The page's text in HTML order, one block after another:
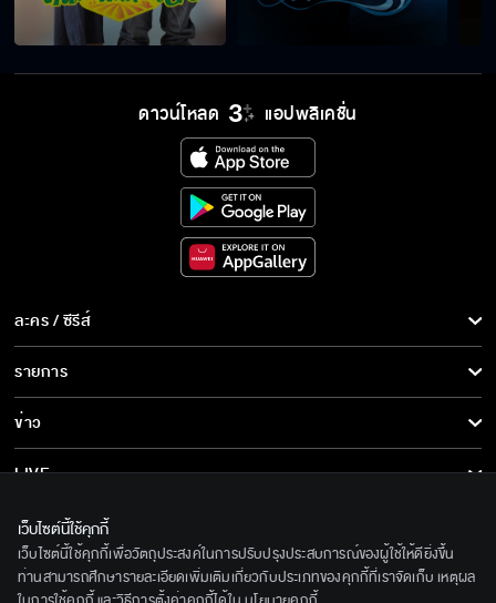
ดาวน์โหลด แอปพลิเคชั่น
ละคร / ซีรีส์
ละคร/ซีรีส์
ซีรีส์นานาชาติ
การ์ตูน & เกม
รายการ
รายการทั้งหมด
ข่าว
ข่าวทั้งหมด
ข่าวประชาสัมพันธ์
LIVE
เกี่ยวกับเรา
BEC World
ติดตามเราได้ที่
เว็บไซต์นี้ใช้คุกกี้
เว็บไซต์นี้ใช้คุกกี้เพื่อวัตถุประสงค์ในการปรับปรุงประสบการณ์ของผู้ใช้ให้ดียิ่งขึ้น
ท่านสามารถศึกษารายละเอียดเพิ่มเติมเกี่ยวกับประเภทของคุกกี้ที่เราจัดเก็บ เหตุผล